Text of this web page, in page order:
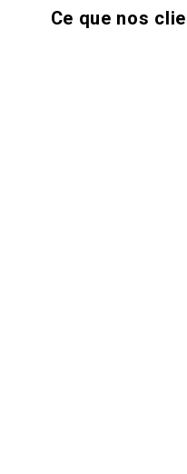
Ce que nos